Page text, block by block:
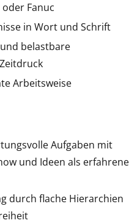
Fanuc
in Wort und Schrift
belastbare
Arbeitsweise
Aufgaben mit
und Ideen als erfahrene
durch flache Hierarchien